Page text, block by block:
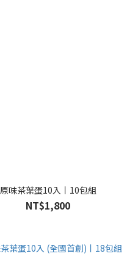
原味茶葉蛋10入丨10包組
NT$1,800